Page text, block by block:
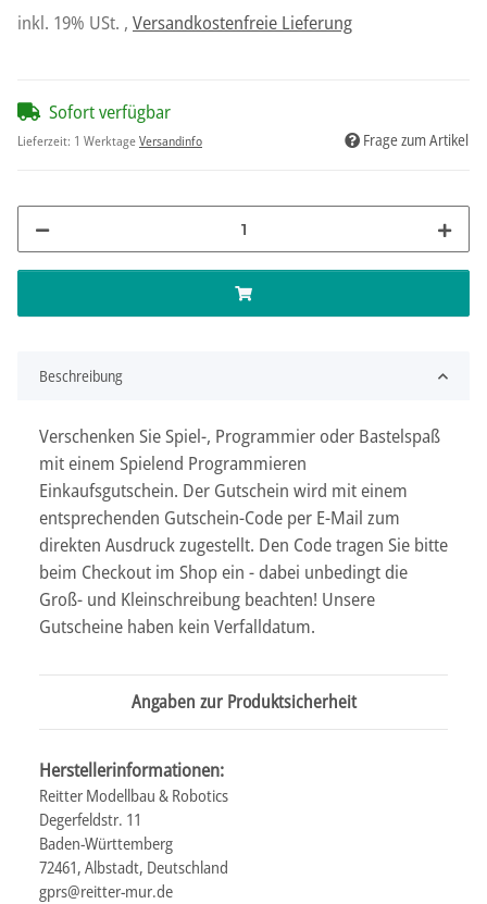
inkl. 19% USt. , Versandkostenfreie Lieferung
Sofort verfügbar
Lieferzeit: 1 WerktageVersandinfo Frage zum Artikel
Beschreibung
Verschenken Sie Spiel-, Programmier oder Bastelspaß
mit einem Spielend Programmieren
Einkaufsgutschein. Der Gutschein wird mit einem
entsprechenden Gutschein-Code per E-Mail zum
direkten Ausdruck zugestellt. Den Code tragen Sie bitte
beim Checkout im Shop ein - dabei unbedingt die
Groß- und Kleinschreibung beachten! Unsere
Gutscheine haben kein Verfalldatum.
Angaben zur Produktsicherheit
Herstellerinformationen:
Reitter Modellbau & Robotics
Degerfeldstr. 11
Baden-Württemberg
72461, Albstadt, Deutschland
gprs@reitter-mur.de